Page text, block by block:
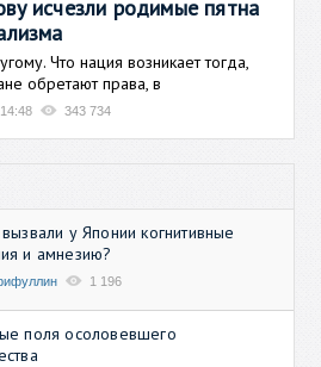
исчезли родимые пятна
Что нация возникает тогда,
обретают права, в
343 734
у Японии когнитивные
и амнезию?
1 196
поля осоловевшего